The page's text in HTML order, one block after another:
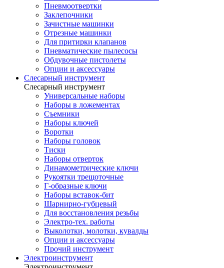
Пневмоотвертки
Заклепочники
Зачистные машинки
Отрезные машинки
Для притирки клапанов
Пневматические пылесосы
Обдувочные пистолеты
Опции и аксессуары
Слесарный инструмент
Слесарный инструмент
Универсальные наборы
Наборы в ложементах
Съемники
Наборы ключей
Воротки
Наборы головок
Тиски
Наборы отверток
Динамометрические ключи
Рукоятки трещоточные
Г-образные ключи
Наборы вставок-бит
Шарнирно-губцевый
Для восстановления резьбы
Электро-тех. работы
Выколотки, молотки, кувалды
Опции и аксессуары
Прочий инструмент
Электроинструмент